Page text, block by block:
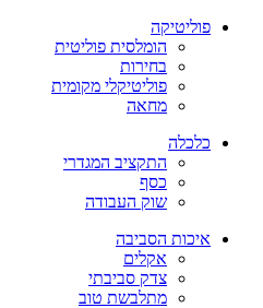
פוליטיקה
הומלסית פוליטית
בחירות
פוליטיקלי מקומית
מחאה
כלכלה
התקציב המגדרי
כסף
שוק העבודה
איכות הסביבה
אקלים
צדק סביבתי
מתלבשת טוב